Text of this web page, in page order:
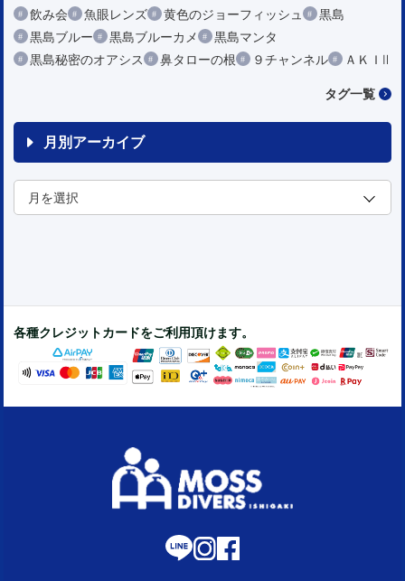
飲み会
魚眼レンズ 黄色のジョーフィッシュ
黒島
黒島ブルー
黒島ブルーカメ
黒島マンタ
黒島秘密のオアシス
鼻タローの根 ９チャンネル ＡＫＩⅡ
タグ一覧
月別アーカイブ
各種クレジットカードをご利用頂けます。